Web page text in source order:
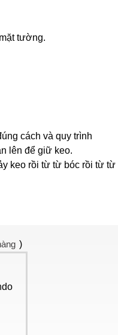
tường.
cách và quy trình
lên để giữ keo.
keo rồi từ từ bóc rồi từ từ
)